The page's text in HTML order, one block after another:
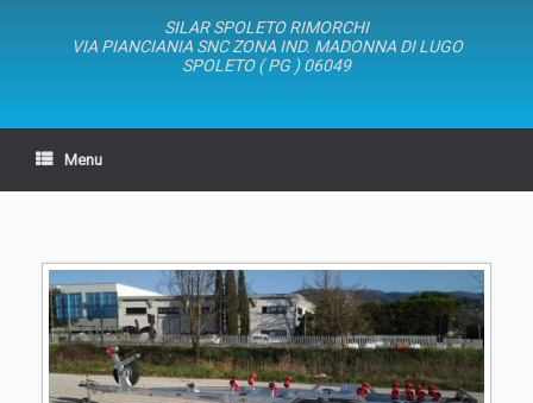
SILAR SPOLETO RIMORCHI
VIA PIANCIANIA SNC ZONA IND. MADONNA DI LUGO
SPOLETO ( PG ) 06049
Menu